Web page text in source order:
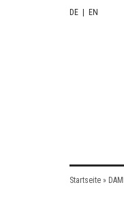
DE EN
Startseite »